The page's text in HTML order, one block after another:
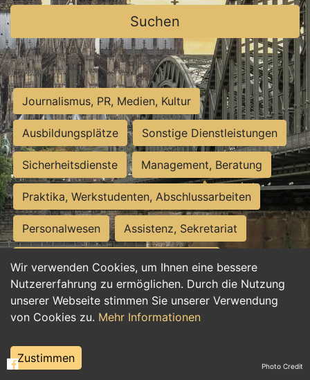
Wir verwenden Cookies, um Ihnen eine bessere
Nutzererfahrung zu ermöglichen. Durch die Nutzung
unserer Webseite stimmen Sie unserer Verwendung
von Cookies zu. Mehr Informationen
Zustimmen
Suchen
Journalismus, PR, Medien, Kultur
Ausbildungsplätze Sonstige Dienstleistungen
Sicherheitsdienste Management, Beratung
Praktika, Werkstudenten, Abschlussarbeiten
Personalwesen Assistenz, Sekretariat
Hilfskräfte, Aushilfs- und Nebenjobs
Einkauf, Logistik, Materialwirtschaft
Weiterbildung, Studium, duale Ausbildung
Tourismus
Photo Credit